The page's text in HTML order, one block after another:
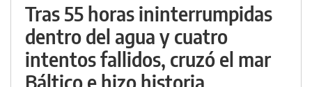
Tras 55 horas ininterrumpidas
dentro del agua y cuatro
intentos fallidos, cruzó el mar
Báltico e hizo historia